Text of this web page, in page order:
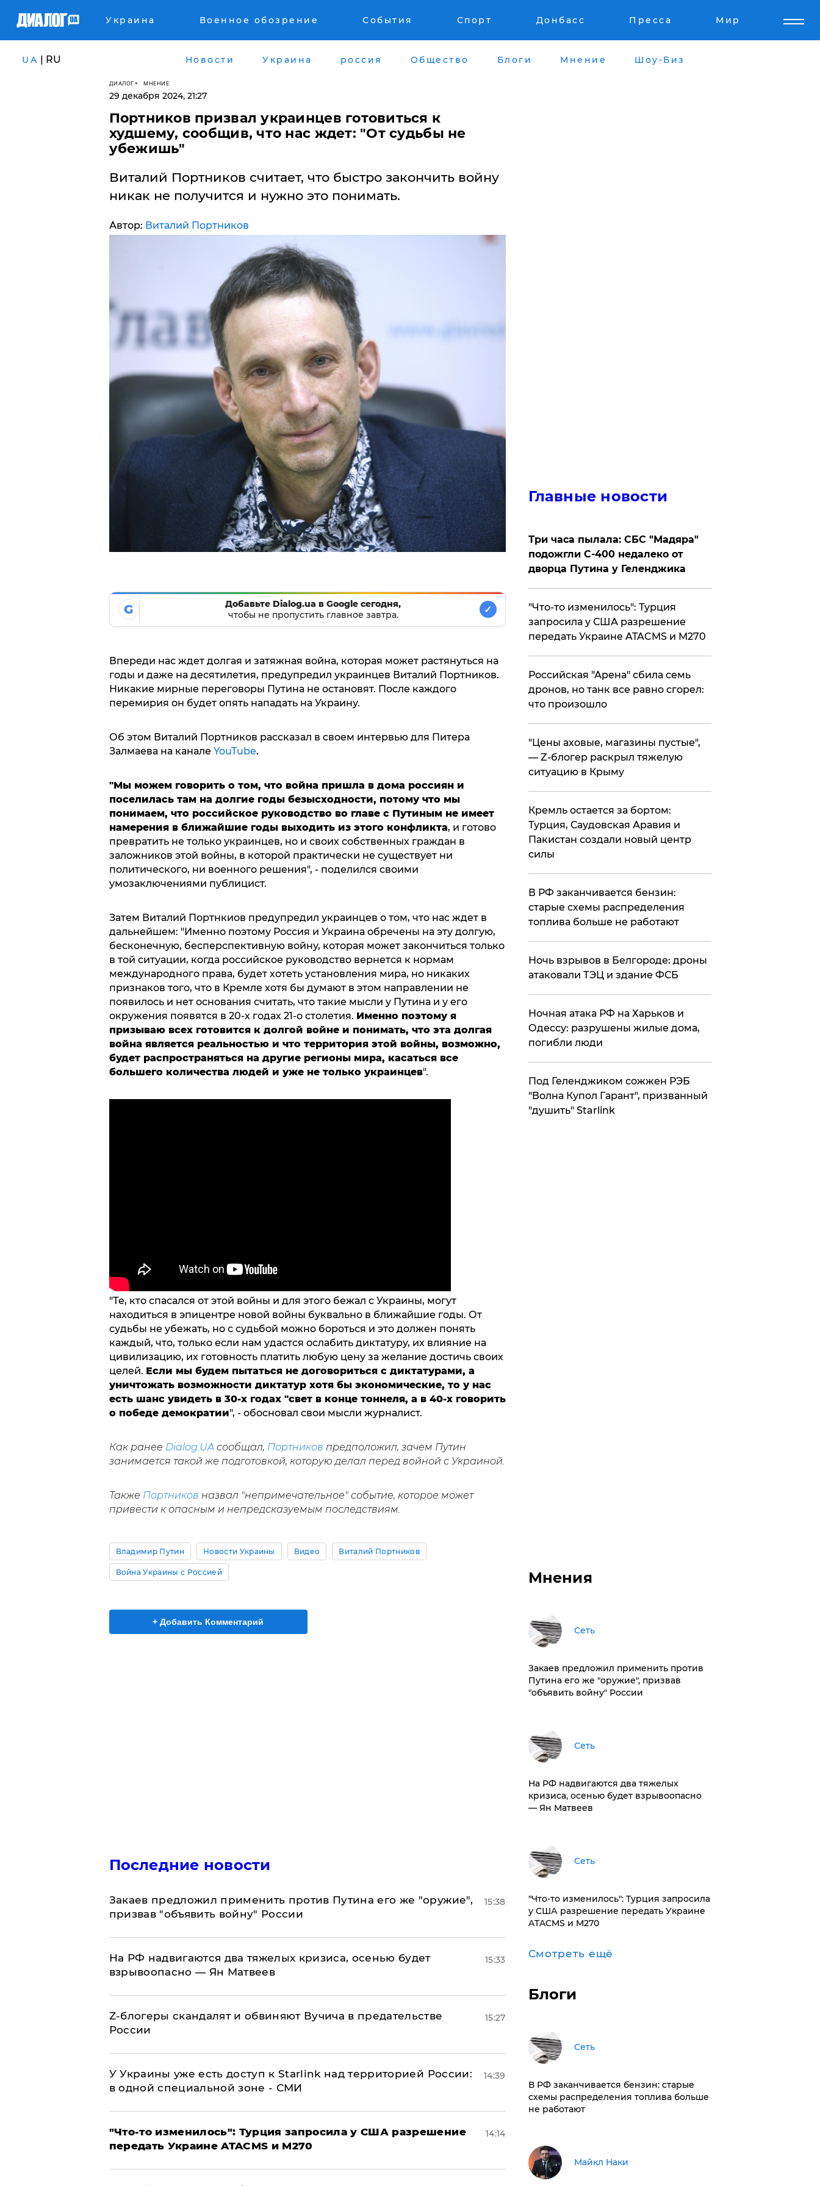
Украина Военное обозрение События Спорт Донбасс Пресса Мир
UA | RU Новости Украина россия Общество Блоги Мнение Шоу-Биз
ДИАЛОГ МНЕНИЕ
29 декабря 2024, 21:27
Портников призвал украинцев готовиться к
худшему, сообщив, что нас ждет: "От судьбы не
убежишь"
Виталий Портников считает, что быстро закончить войну
никак не получится и нужно это понимать.
Автор: Виталий Портников
G
Добавьте Dialog.ua в Google сегодня,
чтобы не пропустить главное завтра.
✓
Впереди нас ждет долгая и затяжная война, которая может растянуться на
годы и даже на десятилетия, предупредил украинцев Виталий Портников.
Никакие мирные переговоры Путина не остановят. После каждого
перемирия он будет опять нападать на Украину.
Об этом Виталий Портников рассказал в своем интервью для Питера
Залмаева на канале YouTube.
"Мы можем говорить о том, что война пришла в дома россиян и
поселилась там на долгие годы безысходности, потому что мы
понимаем, что российское руководство во главе с Путиным не имеет
намерения в ближайшие годы выходить из этого конфликта, и готово
превратить не только украинцев, но и своих собственных граждан в
заложников этой войны, в которой практически не существует ни
политического, ни военного решения", - поделился своими
умозаключениями публицист.
Затем Виталий Портнкиов предупредил украинцев о том, что нас ждет в
дальнейшем: "Именно поэтому Россия и Украина обречены на эту долгую,
бесконечную, бесперспективную войну, которая может закончиться только
в той ситуации, когда российское руководство вернется к нормам
международного права, будет хотеть установления мира, но никаких
признаков того, что в Кремле хотя бы думают в этом направлении не
появилось и нет основания считать, что такие мысли у Путина и у его
окружения появятся в 20-х годах 21-о столетия. Именно поэтому я
призываю всех готовится к долгой войне и понимать, что эта долгая
война является реальностью и что территория этой войны, возможно,
будет распространяться на другие регионы мира, касаться все
большего количества людей и уже не только украинцев".
"Те, кто спасался от этой войны и для этого бежал с Украины, могут
находиться в эпицентре новой войны буквально в ближайшие годы. От
судьбы не убежать, но с судьбой можно бороться и это должен понять
каждый, что, только если нам удастся ослабить диктатуру, их влияние на
цивилизацию, их готовность платить любую цену за желание достичь своих
целей. Если мы будем пытаться не договориться с диктатурами, а
уничтожать возможности диктатур хотя бы экономические, то у нас
есть шанс увидеть в 30-х годах "свет в конце тоннеля, а в 40-х говорить
о победе демократии", - обосновал свои мысли журналист.
Как ранее Dialog.UAсообщал, Портников предположил, зачем Путин
занимается такой же подготовкой, которую делал перед войной с Украиной.
Также Портников назвал "непримечательное" событие, которое может
привести к опасным и непредсказуемым последствиям.
Владимир Путин Новости Украины Видео Виталий Портников
Война Украины с Россией
+ Добавить Комментарий
Последние новости
Закаев предложил применить против Путина его же "оружие",
призвав "объявить войну" России
15:38
На РФ надвигаются два тяжелых кризиса, осенью будет
взрывоопасно — Ян Матвеев
15:33
Z-блогеры скандалят и обвиняют Вучича в предательстве
России
15:27
У Украины уже есть доступ к Starlink над территорией России:
в одной специальной зоне - СМИ
14:39
​"Что-то изменилось": Турция запросила у США разрешение
передать Украине ATACMS и M270
14:14
Главные новости
Три часа пылала: СБС "Мадяра"
подожгли С-400 недалеко от
дворца Путина у Геленджика
​"Что-то изменилось": Турция
запросила у США разрешение
передать Украине ATACMS и M270
​Российская "Арена" сбила семь
дронов, но танк все равно сгорел:
что произошло
​"Цены аховые, магазины пустые",
— Z-блогер раскрыл тяжелую
ситуацию в Крыму
​Кремль остается за бортом:
Турция, Саудовская Аравия и
Пакистан создали новый центр
силы
​В РФ заканчивается бензин:
старые схемы распределения
топлива больше не работают
​Ночь взрывов в Белгороде: дроны
атаковали ТЭЦ и здание ФСБ
​Ночная атака РФ на Харьков и
Одессу: разрушены жилые дома,
погибли люди
Под Геленджиком сожжен РЭБ
"Волна Купол Гарант", призванный
"душить" Starlink
Мнения
Сеть
Закаев предложил применить против
Путина его же "оружие", призвав
"объявить войну" России
Сеть
На РФ надвигаются два тяжелых
кризиса, осенью будет взрывоопасно
— Ян Матвеев
Сеть
​"Что-то изменилось": Турция запросила
у США разрешение передать Украине
ATACMS и M270
Смотреть ещё
Блоги
Сеть
​В РФ заканчивается бензин: старые
схемы распределения топлива больше
не работают
Майкл Наки